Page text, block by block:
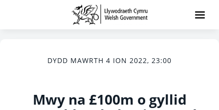
DYDD MAWRTH 4 ION 2022, 23:00
Mwy na £100m o gyllid